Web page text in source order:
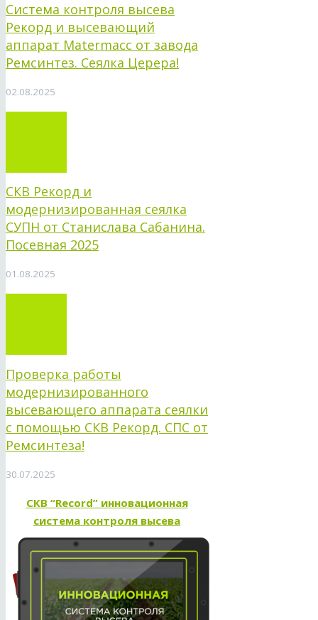
Система контроля высева
Рекорд и высевающий
аппарат Matermacc от завода
Ремсинтез. Сеялка Церера!
02.08.2025
СКВ Рекорд и
модернизированная сеялка
СУПН от Станислава Сабанина.
Посевная 2025
01.08.2025
Проверка работы
модернизированного
высевающего аппарата сеялки
с помощью СКВ Рекорд. СПС от
Ремсинтеза!
30.07.2025
СКВ “Record” инновационная
система контроля высева